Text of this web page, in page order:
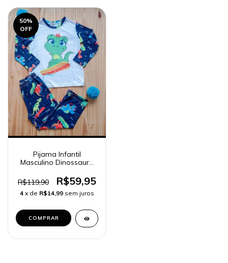
50%
OFF
Pijama Infantil
Masculino Dinossauro
Longa
R$119,90 R$59,95
4 x de R$14,99 sem juros
COMPRAR